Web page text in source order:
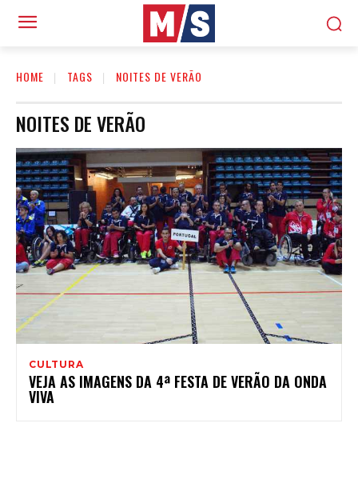
HOME TAGS NOITES DE VERÃO
NOITES DE VERÃO
CULTURA
VEJA AS IMAGENS DA 4ª FESTA DE VERÃO DA ONDA
VIVA